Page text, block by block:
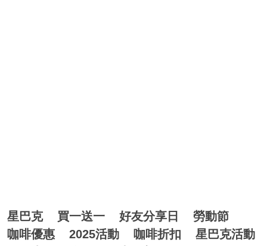
星巴克 買一送一 好友分享日
勞動節
咖啡優惠
2025活動 咖啡折扣
星巴克活動